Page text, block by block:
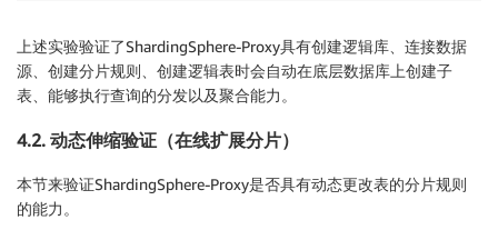
| 708700162058354689 | 8 | abc |
+
--------------------+---------+--------+
9
rows in set (0.01 sec)
| 708700161936719872 | abc
| 708700162041577472 | 7 | abc |
+
--------------------+---------+--------+
[
ec2- user@ip- 111-22-3-123 bin
+
--------------------+---------+--------+
order_id | user_id
+--------------------+---------+--------+
|
708700161970274305
上述实验验证了ShardingSphere-Proxy具有创建逻辑库、连接数据
源、创建分片规则、创建逻辑表时会自动在底层数据库上创建子
表、能够执行查询的分发以及聚合能力。
4.2. 动态伸缩验证（在线扩展分片）
本节来验证ShardingSphere-Proxy是否具有动态更改表的分片规则
的能力。